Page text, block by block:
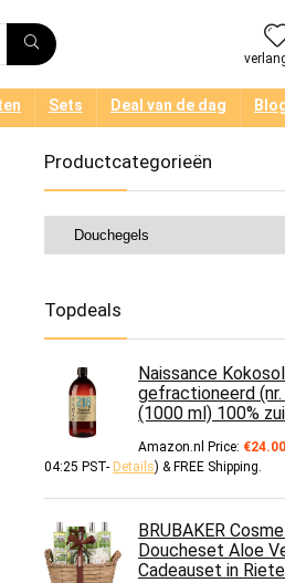
Sets Deal van de dag
Productcategorieën
Topdeals
Naissance
gefractioneerd
(1000 ml) 100%
Amazon.nl Price: €24.00
04:25 PST- Details) & FREE Shipping.
BRUBAKER
Doucheset Aloe
Cadeauset in